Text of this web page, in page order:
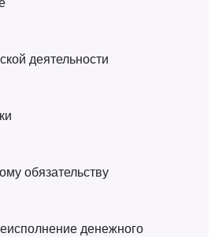
деятельности
обязательству
денежного